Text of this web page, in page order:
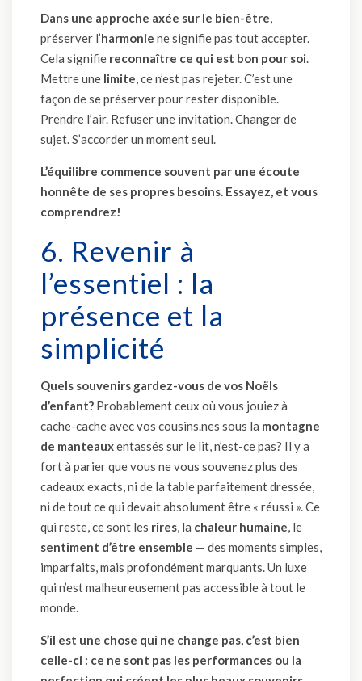
Dans une approche axée sur le bien-être,
préserver l’harmonie ne signifie pas tout accepter.
Cela signifie reconnaître ce qui est bon pour soi.
Mettre une limite, ce n’est pas rejeter. C’est une
façon de se préserver pour rester disponible.
Prendre l’air. Refuser une invitation. Changer de
sujet. S’accorder un moment seul.
L’équilibre commence souvent par une écoute
honnête de ses propres besoins. Essayez, et vous
comprendrez!
6. Revenir à
l’essentiel : la
présence et la
simplicité
Quels souvenirs gardez-vous de vos Noëls
d’enfant? Probablement ceux où vous jouiez à
cache-cache avec vos cousins.nes sous la montagne
de manteauxentassés sur le lit, n’est-ce pas? Il y a
fort à parier que vous ne vous souvenez plus des
cadeaux exacts, ni de la table parfaitement dressée,
ni de tout ce qui devait absolument être « réussi ». Ce
qui reste, ce sont les rires, la chaleur humaine, le
sentiment d’être ensemble — des moments simples,
imparfaits, mais profondément marquants. Un luxe
qui n’est malheureusement pas accessible à tout le
monde.
S’il est une chose qui ne change pas, c’est bien
celle-ci : ce ne sont pas les performances ou la